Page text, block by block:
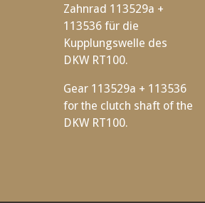
Zahnrad 113529a +
113536 für die
Kupplungswelle des
DKW RT100.
Gear 113529a + 113536
for the clutch shaft of the
DKW RT100.